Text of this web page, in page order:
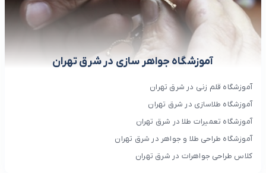
آموزشگاه جواهر سازی در شرق تهران
آموزشگاه قلم زنی در شرق تهران
آموزشگاه طلاسازی در شرق تهران
آموزشگاه تعمیرات طلا در شرق تهران
آموزشگاه طراحی طلا و جواهر در شرق تهران
کلاس طراحی جواهرات در شرق تهران